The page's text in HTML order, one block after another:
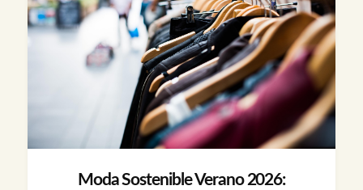
Moda Sostenible Verano 2026: